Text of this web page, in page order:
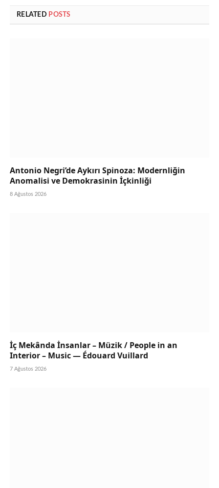
RELATED POSTS
Antonio Negri’de Aykırı Spinoza: Modernliğin
Anomalisi ve Demokrasinin İçkinliği
8 Ağustos 2026
İç Mekânda İnsanlar – Müzik / People in an
Interior – Music — Édouard Vuillard
7 Ağustos 2026